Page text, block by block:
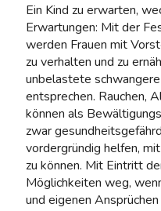
Ein Kind zu erwarten,
Erwartungen: Mit der
werden Frauen mit
zu verhalten und zu
unbelastete
entsprechen. Rauchen,
können als
zwar
vordergründig helfen,
zu können. Mit Eintritt
Möglichkeiten weg,
und eigenen